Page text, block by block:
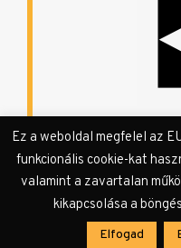
A KULTer.hu
szerkesztőség által
szerkesztőség
és a
Ez a weboldal megfelel az
funkcionális cookie-kat
valamint a zavartalan
kikapcsolása a
Elfogad